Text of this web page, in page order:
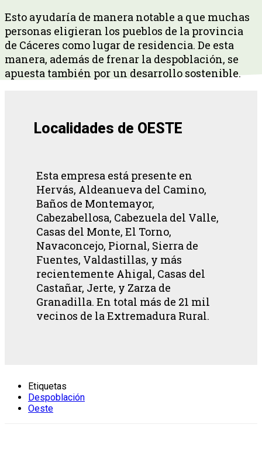
Esto ayudaría de manera notable a que muchas
personas eligieran los pueblos de la provincia
de Cáceres como lugar de residencia. De esta
manera, además de frenar la despoblación, se
apuesta también por un desarrollo sostenible.
Localidades de OESTE
Esta empresa está presente en
Hervás, Aldeanueva del Camino,
Baños de Montemayor,
Cabezabellosa, Cabezuela del Valle,
Casas del Monte, El Torno,
Navaconcejo, Piornal, Sierra de
Fuentes, Valdastillas, y más
recientemente Ahigal, Casas del
Castañar, Jerte, y Zarza de
Granadilla. En total más de 21 mil
vecinos de la Extremadura Rural.
Etiquetas
Despoblación
Oeste